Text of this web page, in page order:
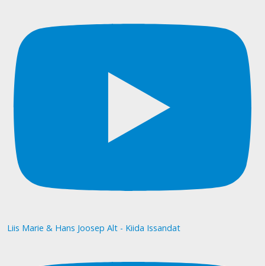
Liis Marie & Hans Joosep Alt - Kiida Issandat